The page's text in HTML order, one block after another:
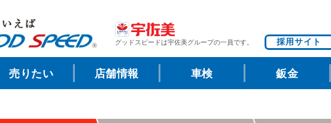
グッドスピードは宇佐美グループの一員です。 採用サイト
売りたい 店舗情報 車検 鈑金